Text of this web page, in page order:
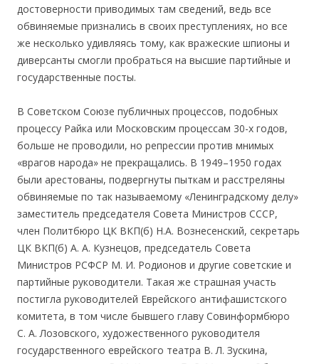
достоверности приводимых там сведений, ведь все
обвиняемые признались в своих преступлениях, но все
же несколько удивляясь тому, как вражеские шпионы и
диверсанты смогли пробраться на высшие партийные и
государственные посты.
В Советском Союзе публичных процессов, подобных
процессу Райка или Московским процессам 30-х годов,
больше не проводили, но репрессии против мнимых
«врагов народа» не прекращались. В 1949–1950 годах
были арестованы, подвергнуты пыткам и расстреляны
обвиняемые по так называемому «Ленинградскому делу»
заместитель председателя Совета Министров СССР,
член Политбюро ЦК ВКП(б) Н.А. Вознесенский, секретарь
ЦК ВКП(б) А. А. Кузнецов, председатель Совета
Министров РСФСР М. И. Родионов и другие советские и
партийные руководители. Такая же страшная участь
постигла руководителей Еврейского антифашистского
комитета, в том числе бывшего главу Совинформбюро
С. А. Лозовского, художественного руководителя
государственного еврейского театра В. Л. Зускина,